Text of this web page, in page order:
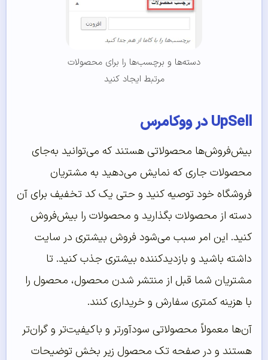
دسته‌‌‌‌‌ها و برچسب‌‌‌‌‌ها را برای محصولات
مرتبط ایجاد کنید
UpSell در ووکامرس
بیش‌فروش‌ها محصولاتی هستند که می‌توانید به‌جای
محصولات جاری که نمایش می‌دهید به مشتریان
فروشگاه خود توصیه کنید و حتی یک کد تخفیف برای آن
دسته از محصولات بگذارید و محصولات را بیش‌فروش
کنید. این امر سبب می‌شود فروش بیشتری در سایت
داشته باشید و بازدیدکننده بیشتری جذب کنید. تا
مشتریان شما قبل از منتشر شدن محصول، محصول را
با هزینه کمتری سفارش و خریداری کنند.
آن‌‌‌‌‌ها معمولاً محصولاتی سودآورتر و باکیفیت‌‌‌‌‌تر و گران‌تر
هستند و در صفحه تک محصول زیر بخش توضیحات